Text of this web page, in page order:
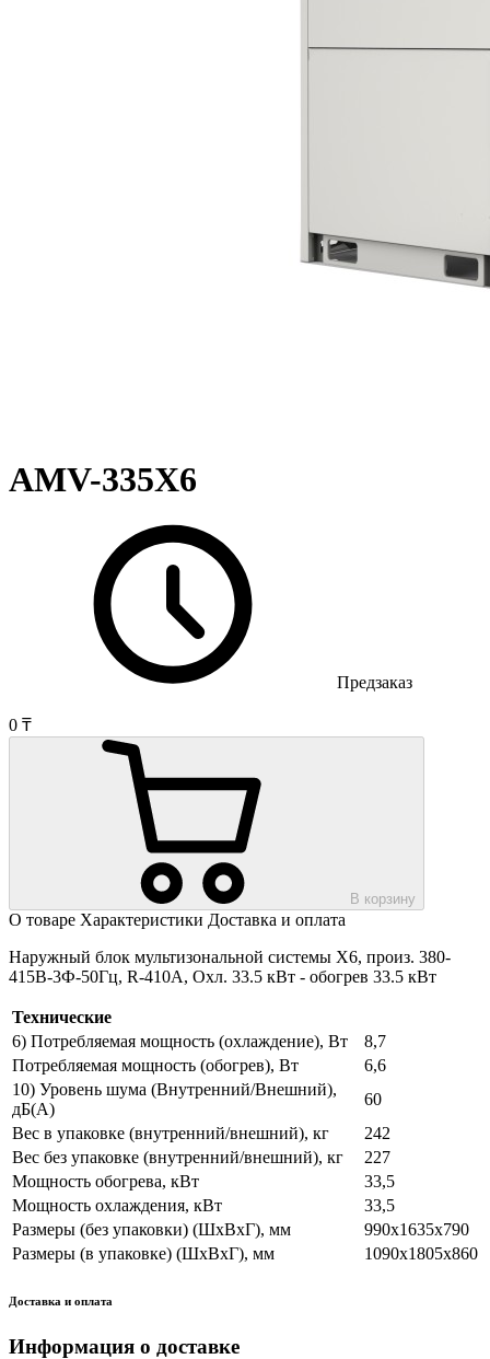
AMV-335X6
Предзаказ
0 ₸
В корзину
О товаре Характеристики Доставка и оплата
Наружный блок мультизональной системы X6, произ. 380-
415В-3Ф-50Гц, R-410A, Охл. 33.5 кВт - обогрев 33.5 кВт
Технические
6) Потребляемая мощность (охлаждение), Вт
8,7
Потребляемая мощность (обогрев), Вт
6,6
10) Уровень шума (Внутренний/Внешний),
дБ(А)
60
Вес в упаковке (внутренний/внешний), кг
242
Вес без упаковке (внутренний/внешний), кг
227
Мощность обогрева, кВт
33,5
Мощность охлаждения, кВт
33,5
Размеры (без упаковки) (ШхВхГ), мм
990х1635х790
Размеры (в упаковке) (ШхВхГ), мм
1090х1805х860
Доставка и оплата
Информация о доставке